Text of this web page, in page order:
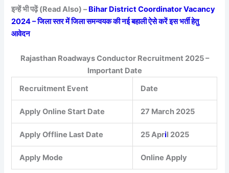
इन्हें भी पढ़ें (Read Also) –Bihar District Coordinator Vacancy
2024 – जिला स्तर में जिला समन्वयक की नई बहाली ऐसे करें इस भर्ती हेतु
आवेदन
Rajasthan Roadways Conductor Recruitment 2025 –
Important Date
Recruitment Event
Date
Apply Online Start Date 27 March 2025
Apply Offline Last Date 25 April 2025
Apply Mode Online Apply